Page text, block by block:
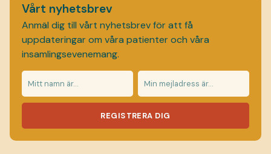
Vårt nyhetsbrev
Anmäl dig till vårt nyhetsbrev för att få
uppdateringar om våra patienter och våra
insamlingsevenemang.
REGISTRERA DIG